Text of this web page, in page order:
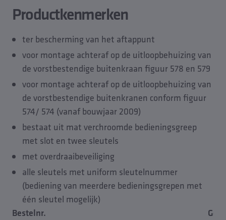
Accessoires van
Productkenmerken
ter bescherming van het aftappunt
voor montage achteraf op de uitloopbehuizing van
de vorstbestendige buitenkraan figuur 578 en 579
voor montage achteraf op de uitloopbehuizing van
de vorstbestendige buitenkranen conform figuur
574/ 574 (vanaf bouwjaar 2009)
bestaat uit mat verchroomde bedieningsgreep
met slot en twee sleutels
met overdraaibeveiliging
alle sleutels met uniform sleutelnummer
(bediening van meerdere bedieningsgrepen met
één sleutel mogelijk)
Bestelnr.